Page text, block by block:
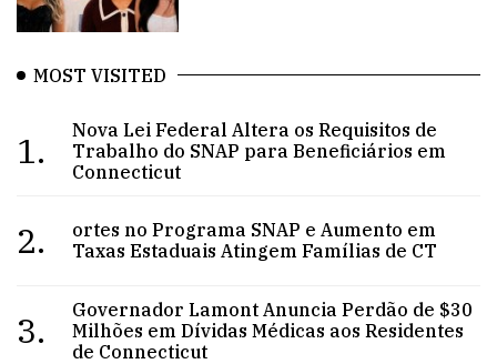
MOST VISITED
1.
Nova Lei Federal Altera os Requisitos de
Trabalho do SNAP para Beneficiários em
Connecticut
2.
ortes no Programa SNAP e Aumento em
Taxas Estaduais Atingem Famílias de CT
3.
Governador Lamont Anuncia Perdão de $30
Milhões em Dívidas Médicas aos Residentes
de Connecticut